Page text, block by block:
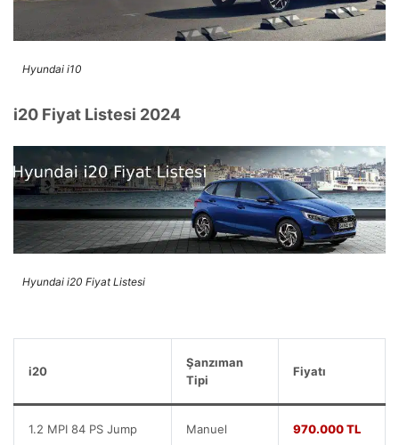
Hyundai i10
i20 Fiyat Listesi 2024
Hyundai i20 Fiyat Listesi
i20
Şanzıman
Tipi
Fiyatı
1.2 MPI 84 PS Jump Manuel 970.000 TL